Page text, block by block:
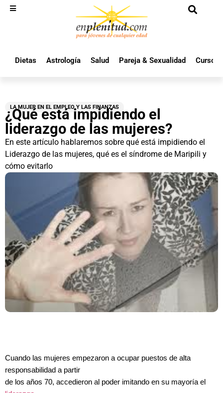
Dietas Astrología Salud Pareja & Sexualidad Cursos
LA MUJER EN EL EMPLEO Y LAS FINANZAS
¿Qué está impidiendo el
liderazgo de las mujeres?
En este artículo hablaremos sobre qué está impidiendo el
Liderazgo de las mujeres, qué es el síndrome de Maripili y
cómo evitarlo
Cuando las mujeres empezaron a ocupar puestos de alta
responsabilidad a partir
de los años 70, accedieron al poder imitando en su mayoría el